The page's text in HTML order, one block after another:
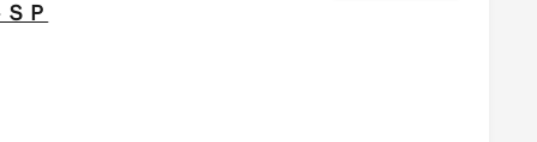
Ｐ